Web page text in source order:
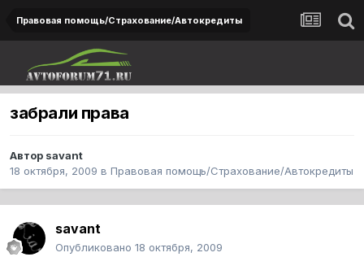
Правовая помощь/Страхование/Автокредиты
забрали права
Автор savant
18 октября, 2009 в Правовая помощь/Страхование/Автокредиты
savant
Опубликовано 18 октября, 2009